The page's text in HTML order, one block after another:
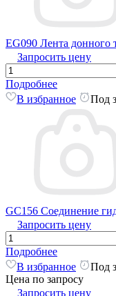
EG090 Лента донного
Запросить цену
Подробнее
В избранное
Под
GC156 Соединение
Запросить цену
Подробнее
В избранное
Под
Цена по запросу
Запросить цену